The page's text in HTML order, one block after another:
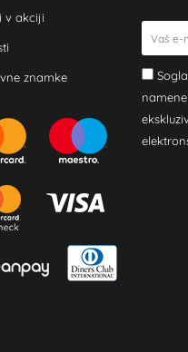
v akciji
znamke